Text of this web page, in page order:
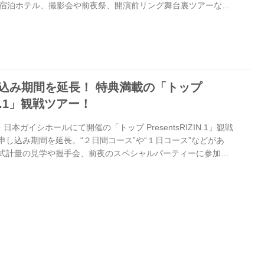
泊ホテル、撮影会や前夜祭、開演前リング舞台裏ツアーな
presents RIZIN.32を満喫しよう！ 朝倉海が前夜祭に登
込み受付中！沖縄大会はいさいツアー - RIZIN FIGHTING
み期間を延長！ 特典満載の「トップ
」観戦ツアー！
日本ガイシホールにて開催の「トップ PresentsRIZIN.1」観戦
し込み期間を延長。“２日間コース”や“１日コース”などがあ
計量の見学や握手会、前夜のスペシャルパーティーに参加で
子を覗き見できる“裏側見学”も！東京発新幹線プランのほか
されており、地元名古屋からの参加も可能。観戦ツアーで